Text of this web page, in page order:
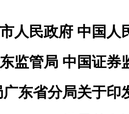
人民政府 中国人
监管局 中国证券
东省分局关于印